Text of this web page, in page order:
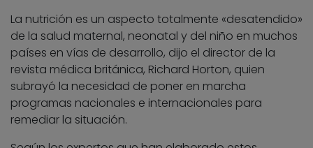
La nutrición es un aspecto totalmente «desatendido»
de la salud maternal, neonatal y del niño en muchos
países en vías de desarrollo, dijo el director de la
revista médica británica, Richard Horton, quien
subrayó la necesidad de poner en marcha
programas nacionales e internacionales para
remediar la situación.